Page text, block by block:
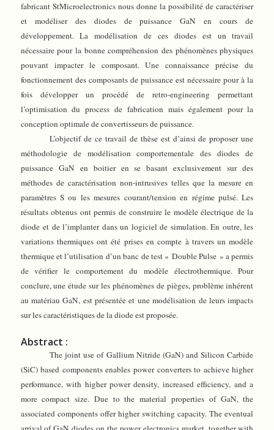
fabricant StMicroelectronics nous donne la possibilité de caractériser
et modéliser des diodes de puissance GaN en cours de
développement. La modélisation de ces diodes est un travail
nécessaire pour la bonne compréhension des phénomènes physiques
pouvant impacter le composant. Une connaissance précise du
fonctionnement des composants de puissance est nécessaire pour à la
fois développer un procédé de retro-engineering permettant
l’optimisation du process de fabrication mais également pour la
conception optimale de convertisseurs de puissance.
L’objectif de ce travail de thèse est d’ainsi de proposer une
méthodologie de modélisation comportementale des diodes de
puissance GaN en boitier en se basant exclusivement sur des
méthodes de caractérisation non-intrusives telles que la mesure en
paramètres S ou les mesures courant/tension en régime pulsé. Les
résultats obtenus ont permis de construire le modèle électrique de la
diode et de l’implanter dans un logiciel de simulation. En outre, les
variations thermiques ont été prises en compte à travers un modèle
thermique et l’utilisation d’un banc de test « Double Pulse » a permis
de vérifier le comportement du modèle électrothermique. Pour
conclure, une étude sur les phénomènes de pièges, problème inhérent
au matériau GaN, est présentée et une modélisation de leurs impacts
sur les caractéristiques de la diode est proposée.
Abstract :
The joint use of Gallium Nitride (GaN) and Silicon Carbide
(SiC) based components enables power converters to achieve higher
performance, with higher power density, increased efficiency, and a
more compact size. Due to the material properties of GaN, the
associated components offer higher switching capacity. The eventual